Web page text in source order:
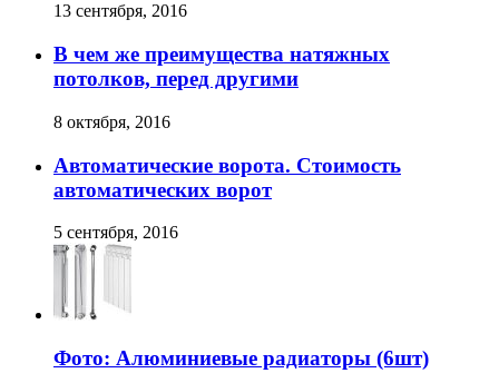
13 сентября, 2016
В чем же преимущества натяжных
потолков, перед другими
8 октября, 2016
Автоматические ворота. Стоимость
автоматических ворот
5 сентября, 2016
Фото: Алюминиевые радиаторы (6шт)